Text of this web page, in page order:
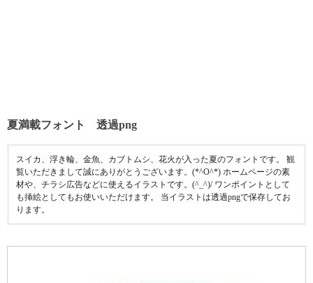
夏満載フォント 透過png
スイカ、浮き輪、金魚、カブトムシ、花火が入った夏のフォントです。 観
覧いただきまして誠にありがとうございます。(*^O^*) ホームページの素
材や、チラシ広告などに使えるイラストです。(^_^)/ ワンポイントとして
も挿絵としてもお使いいただけます。 当イラストは透過pngで保存してお
ります。